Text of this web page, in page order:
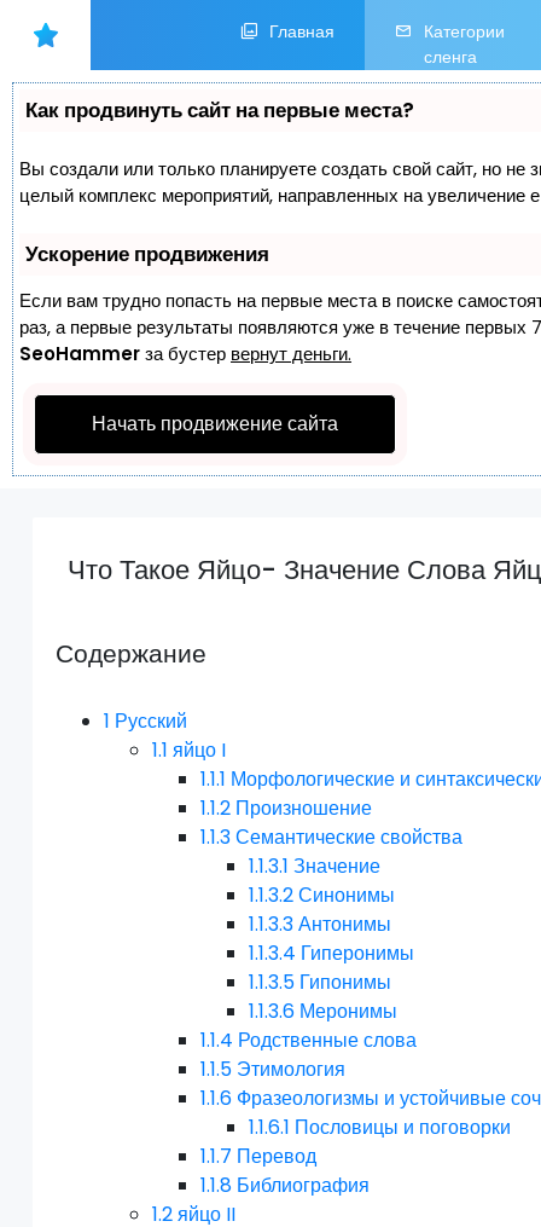
Главная
Категории
сленга
Как продвинуть сайт на первые места?
Вы создали или только планируете создать свой сайт, но не
целый комплекс мероприятий, направленных на увеличение
Ускорение продвижения
Если вам трудно попасть на первые места в поиске
раз, а первые результаты появляются уже в течение первых
SeoHammerза бустер вернут деньги.
Начать продвижение сайта
Что Такое Яйцо- Значение Слова
Содержание
1 Русский
1.1 яйцо I
1.1.1 Морфологические и
1.1.2 Произношение
1.1.3Семантические свойства
1.1.3.1 Значение
1.1.3.2Синонимы
1.1.3.3Антонимы
1.1.3.4 Гиперонимы
1.1.3.5 Гипонимы
1.1.3.6 Меронимы
1.1.4 Родственные слова
1.1.5 Этимология
1.1.6 Фразеологизмы и устойчивые
1.1.6.1 Пословицы и поговорки
1.1.7 Перевод
1.1.8 Библиография
1.2яйцо II